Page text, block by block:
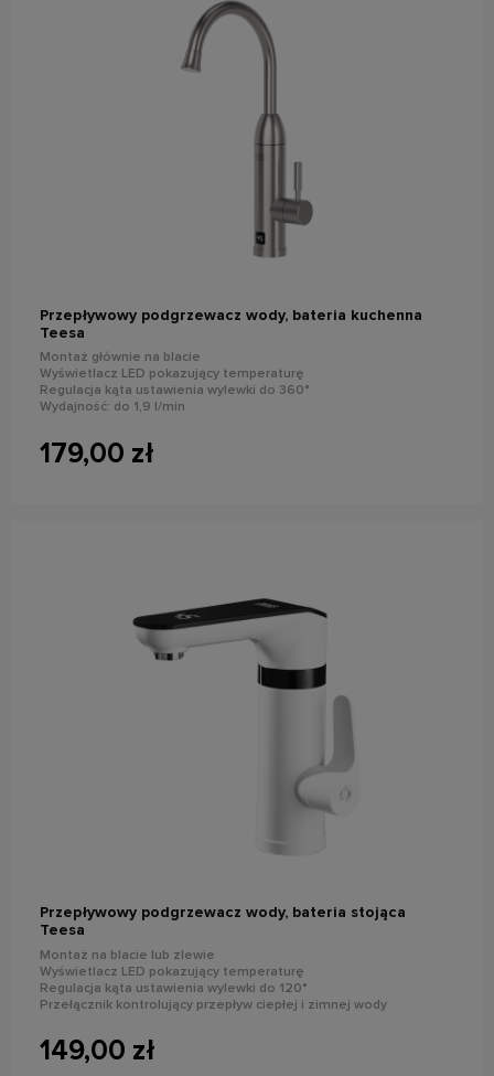
Przepływowy podgrzewacz wody, bateria kuchenna
Teesa
Montaż głównie na blacie
Wyświetlacz LED pokazujący temperaturę
Regulacja kąta ustawienia wylewki do 360°
Wydajność: do 1,9 l/min
179,00 zł
do koszyka
Przepływowy podgrzewacz wody, bateria stojąca
Teesa
Montaż na blacie lub zlewie
Wyświetlacz LED pokazujący temperaturę
Regulacja kąta ustawienia wylewki do 120°
Przełącznik kontrolujący przepływ ciepłej i zimnej wody
149,00 zł